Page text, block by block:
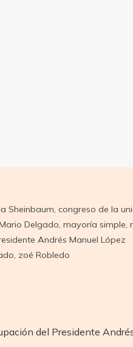
Sheinbaum, congreso de la
Delgado, mayoría simple,
Andrés Manuel López
, zoé Robledo
del Presidente